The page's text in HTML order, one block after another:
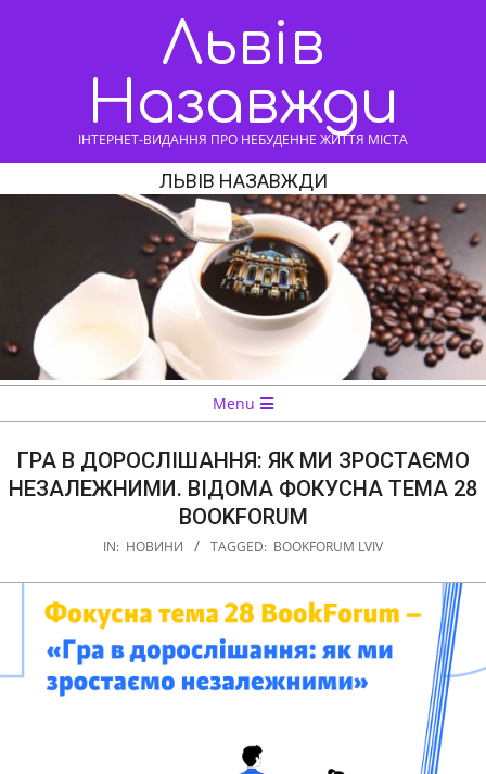
Львів
Назавжди
ІНТЕРНЕТ-ВИДАННЯ ПРО НЕБУДЕННЕ ЖИТТЯ МІСТА
ЛЬВІВ НАЗАВЖДИ
Menu
Menu
ГРА В ДОРОСЛІШАННЯ: ЯК МИ ЗРОСТАЄМО
НЕЗАЛЕЖНИМИ. ВІДОМА ФОКУСНА ТЕМА 28
BOOKFORUM
IN: НОВИНИ TAGGED: BOOKFORUM LVIV